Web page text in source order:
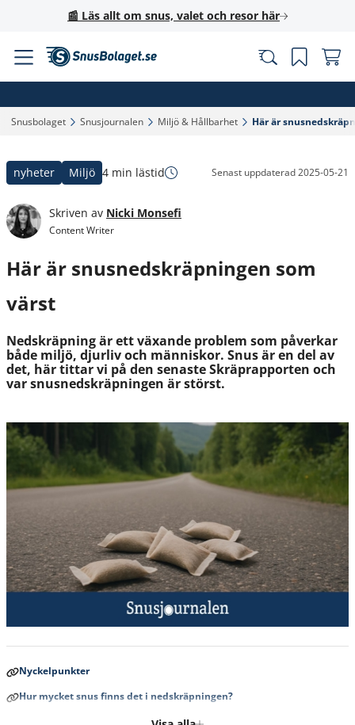
📰 Läs allt om snus, valet och resor här
Snusbolaget‎ Snusjournalen‎ Miljö & Hållbarhet‎ Här är
nyheter Miljö 4 min lästid Senast uppdaterad2025-05-21
Skriven av Nicki Monsefi
Content Writer
Här är snusnedskräpningen som
värst
Nedskräpning är ett växande problem som påverkar
både miljö, djurliv och människor. Snus är en del av
det, här tittar vi på den senaste Skräprapporten och
var snusnedskräpningen är störst.
Nyckelpunkter
Hur mycket snus finns det i nedskräpningen?